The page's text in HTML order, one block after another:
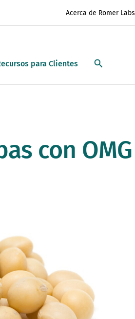
para Clientes
Acerca de Romer Labs
con OMG